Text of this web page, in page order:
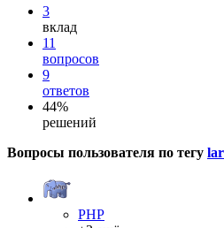
3
вклад
11
вопросов
9
ответов
44%
решений
Вопросы пользователя по тегу
PHP